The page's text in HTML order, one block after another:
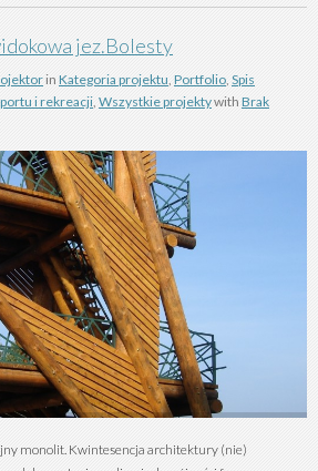
jez.Bolesty
in Kategoria projektu Portfolio Spis
i rekreacji Wszystkie projektywith Brak
monolit. Kwintesencja architektury (nie)